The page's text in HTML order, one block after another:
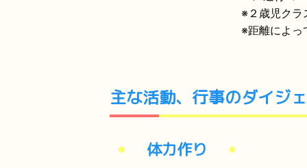
※２歳児クラ
※距離によっ
主な活動、行事のダイジ
体力作り